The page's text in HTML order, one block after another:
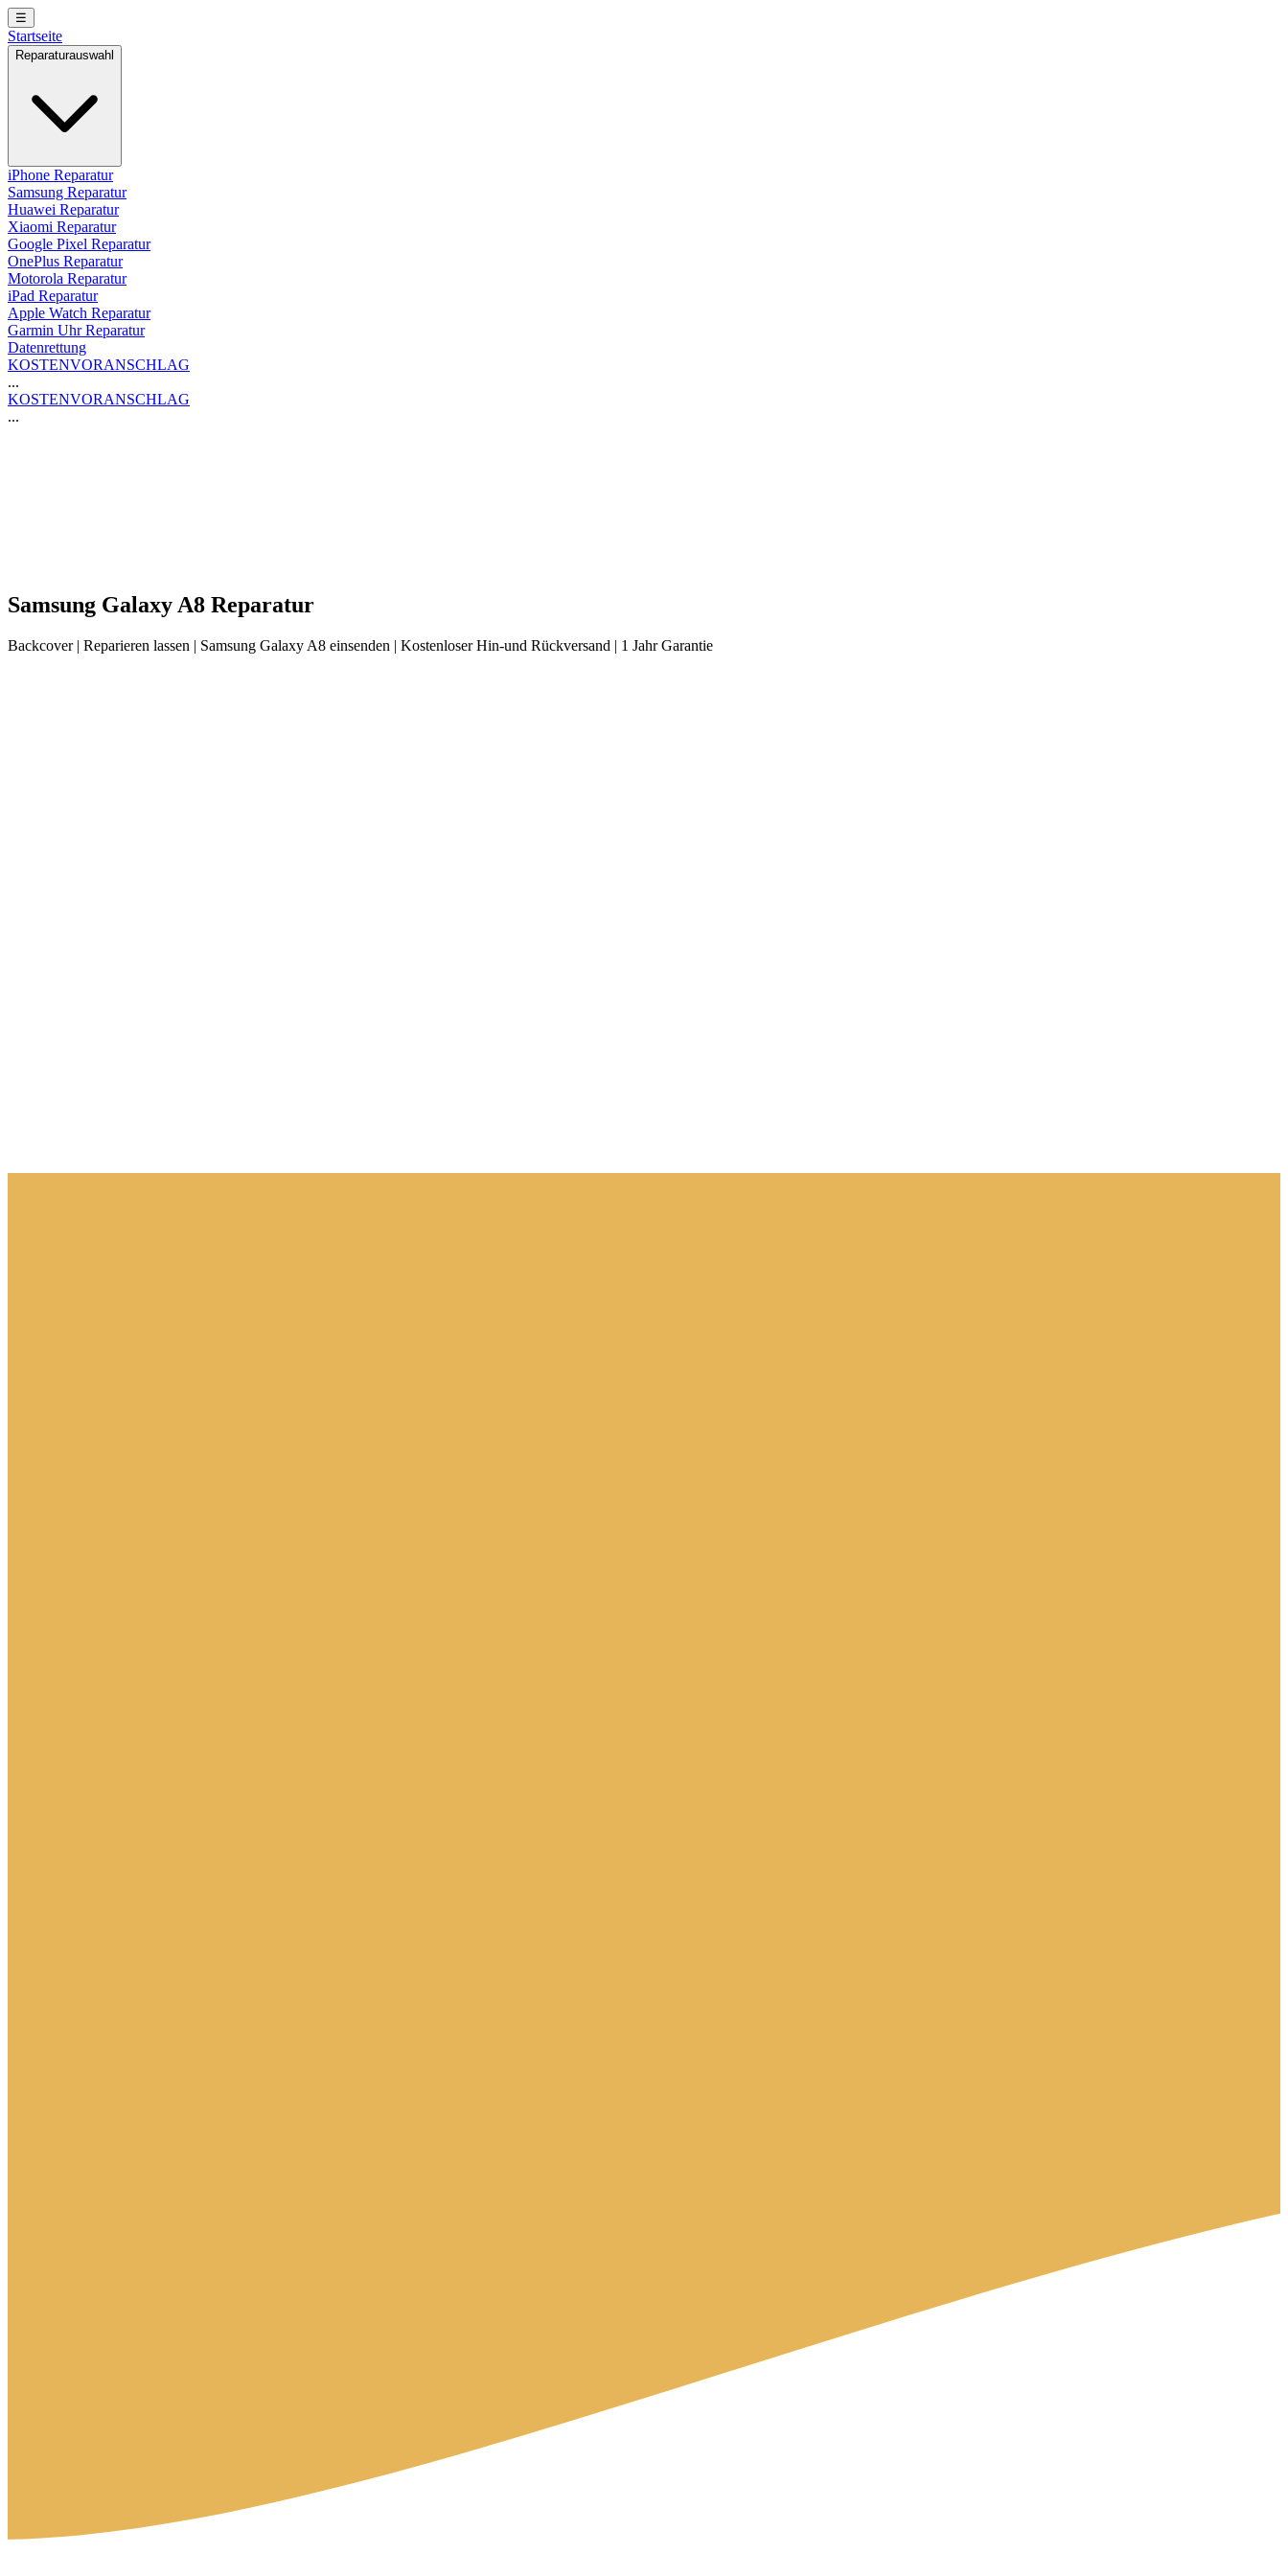
☰
Startseite
Reparaturauswahl
iPhone Reparatur
Samsung Reparatur
Huawei Reparatur
Xiaomi Reparatur
Google Pixel Reparatur
OnePlus Reparatur
Motorola Reparatur
iPad Reparatur
Apple Watch Reparatur
Garmin Uhr Reparatur
Datenrettung
KOSTENVORANSCHLAG
...
KOSTENVORANSCHLAG
...
Samsung Galaxy A8 Reparatur
Backcover| Reparieren lassen | Samsung Galaxy A8 einsenden | Kostenloser Hin-und Rückversand | 1 Jahr Garantie